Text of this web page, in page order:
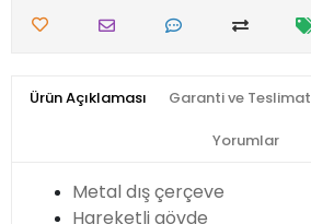
Ürün Açıklaması Garanti ve Teslimat
Yorumlar
Metal dış çerçeve
Hareketli gövde